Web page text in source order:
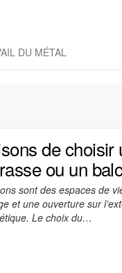
DU MÉTAL
de
ou un
sont des espaces de
et une ouverture sur
Le choix du…